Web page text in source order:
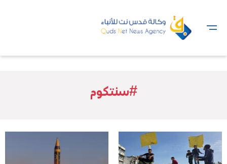
#سنتكوم